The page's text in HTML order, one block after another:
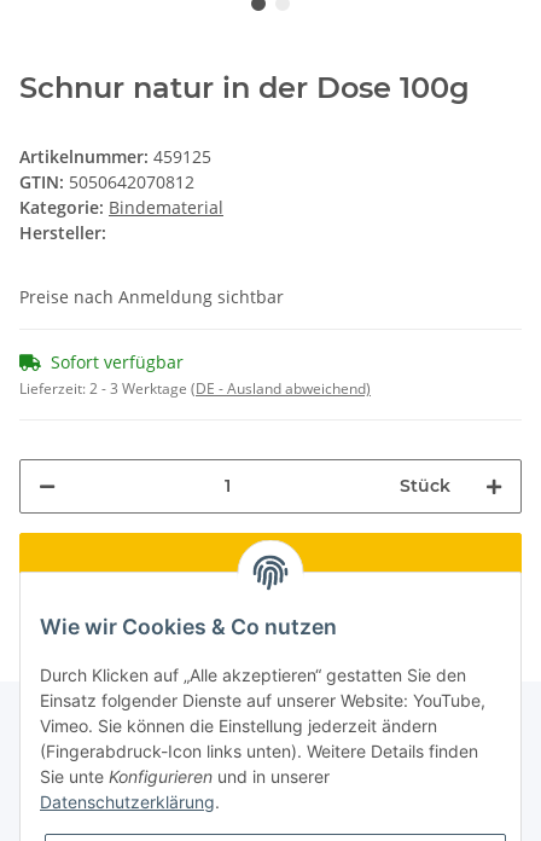
Schnur natur in der Dose 100g
Artikelnummer: 459125
GTIN: 5050642070812
Kategorie: Bindematerial
Hersteller:
Preise nach Anmeldung sichtbar
Sofort verfügbar
Lieferzeit:2 - 3 Werktage (DE - Ausland abweichend)
Stück
Informationen
Wie wir Cookies & Co nutzen
Durch Klicken auf „Alle akzeptieren“ gestatten Sie den
Einsatz folgender Dienste auf unserer Website: YouTube,
Vimeo. Sie können die Einstellung jederzeit ändern
(Fingerabdruck-Icon links unten). Weitere Details finden
Sie unte Konfigurieren und in unserer
Datenschutzerklärung.